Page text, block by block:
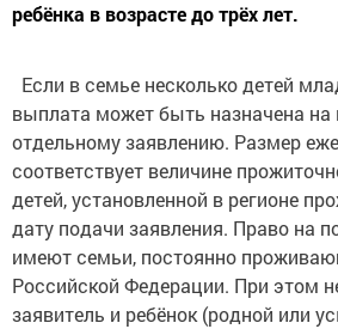
ребёнка в возрасте до трёх лет.
Если в семье несколько детей
выплата может быть назначена на
отдельному заявлению. Размер
соответствует величине
детей, установленной в регионе
дату подачи заявления. Право на
имеют семьи, постоянно
Российской Федерации. При этом
заявитель и ребёнок (родной или